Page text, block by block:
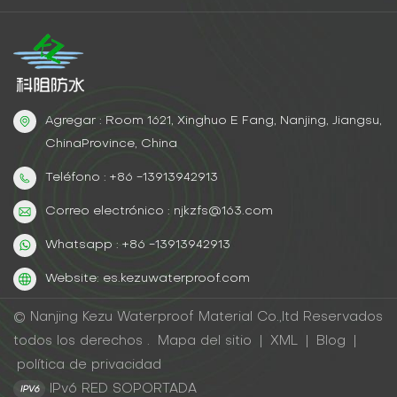
accesorios interiores, sus superficies metálicas se
mantendrán impecables y sin daños.
Agregar : Room 1621, Xinghuo E Fang, Nanjing, Jiangsu,
ChinaProvince, China
Teléfono : +86 -13913942913
Correo electrónico : njkzfs@163.com
Whatsapp : +86 -13913942913
Website: es.kezuwaterproof.com
© Nanjing Kezu Waterproof Material Co.,ltd Reservados
todos los derechos .
Mapa del sitio XML Blog
política de privacidad
IPv6 RED SOPORTADA